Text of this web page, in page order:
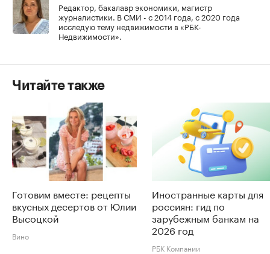
Редактор, бакалавр экономики, магистр
журналистики. В СМИ - с 2014 года, с 2020 года
исследую тему недвижимости в «РБК-
Недвижимости».
Читайте также
Готовим вместе: рецепты
вкусных десертов от Юлии
Высоцкой
Вино
Иностранные карты для
россиян: гид по
зарубежным банкам на
2026 год
РБК Компании